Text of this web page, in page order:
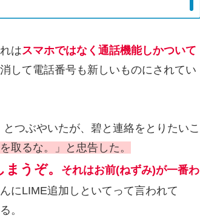
はスマホではなく通話機能しかついて
して電話番号も新しいものにされてい
つぶやいたが、碧と連絡をとりたいこ
取るな。」と忠告した。
うぞ。
それはお前(ねずみ)が一番わ
にLIМE追加しといてって言われて
。